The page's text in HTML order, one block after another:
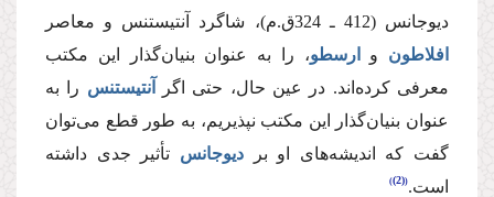
‌دیوجانس (412 ـ 324ق.م)، شاگرد ‌آنتیستنس‌ و معاصر
افلاطون و ارسطو،‌ را به عنوان بنیان‌‌گذار این مكتب
معرفی كرده‌اند. در عین حال، حتی اگر
آنتیستنس را به
عنوان بنیان‌‌گذار این مكتب نپذیریم، به طور قطع می‌توان
گفت كه اندیشه‌های او بردیوجانس تأثیر جدی داشته
است. (2)